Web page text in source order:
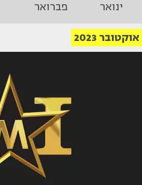
ינואר פברואר
אוקטובר 2023